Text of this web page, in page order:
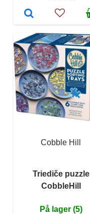
Cobble Hill
Triediče puzzle
CobbleHill
På lager (5)